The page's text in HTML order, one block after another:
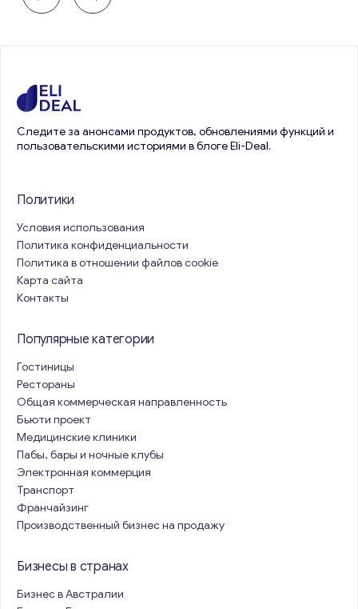
Следите за анонсами продуктов, обновлениями функций и
пользовательскими историями в блоге Eli-Deal.
Политики
Условия использования
Политика конфиденциальности
Политика в отношении файлов cookie
Карта сайта
Контакты
Популярные категории
Гостиницы
Рестораны
Общая коммерческая направленность
Бьюти проект
Медицинские клиники
Пабы, бары и ночные клубы
Электронная коммерция
Транспорт
Франчайзинг
Производственный бизнес на продажу
Бизнесы в странах
Бизнес в Австралии